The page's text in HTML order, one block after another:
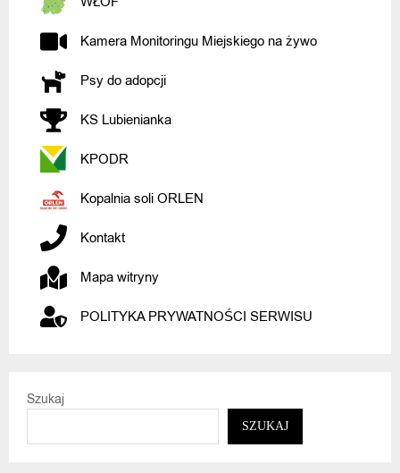
Kamera Monitoringu Miejskiego na żywo
Psy do adopcji
KS Lubienianka
KPODR
Kopalnia soli ORLEN
Kontakt
Mapa witryny
POLITYKA PRYWATNOŚCI SERWISU
Szukaj
SZUKAJ